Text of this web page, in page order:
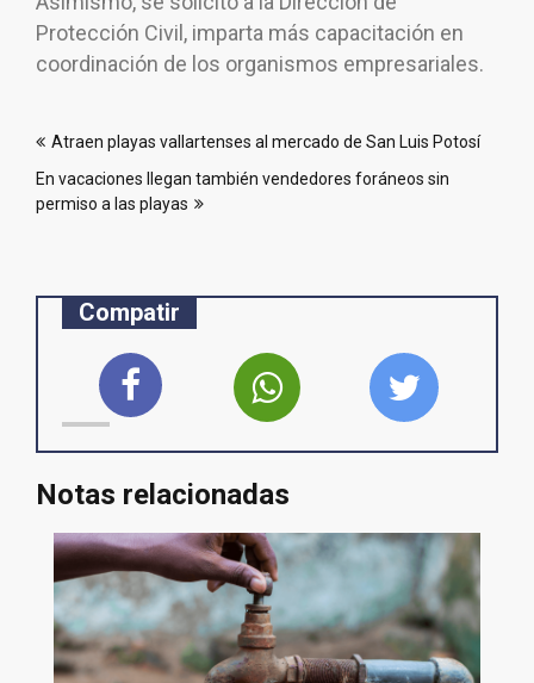
Protección Civil, imparta más capacitación en
coordinación de los organismos empresariales.
de
entradas
Atraen playas vallartenses al mercado de San Luis Potosí
En vacaciones llegan también vendedores foráneos sin
permiso a las playas
Compatir
Notas relacionadas